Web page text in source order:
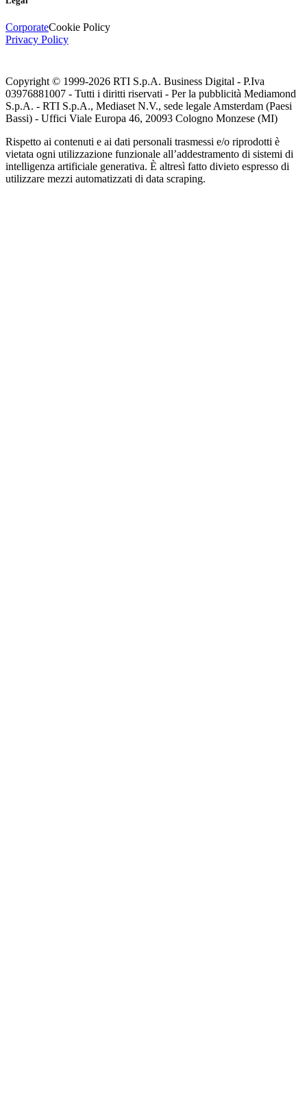
CorporateCookie Policy
Privacy Policy
Copyright © 1999-2026 RTI S.p.A. Business Digital - P.Iva
03976881007 - Tutti i diritti riservati - Per la pubblicità Mediamond
S.p.A. - RTI S.p.A., Mediaset N.V., sede legale Amsterdam (Paesi
Bassi) - Uffici Viale Europa 46, 20093 Cologno Monzese (MI)
Rispetto ai contenuti e ai dati personali trasmessi e/o riprodotti è
vietata ogni utilizzazione funzionale all’addestramento di sistemi di
intelligenza artificiale generativa. È altresì fatto divieto espresso di
utilizzare mezzi automatizzati di data scraping.